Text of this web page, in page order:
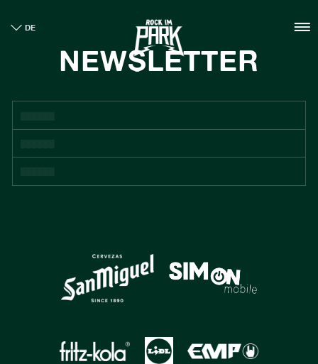
DE HOME
TICKETS
INFO
CASHLESS
NACHHALTIGKEIT
BOUTIQUE
NEWSLETTER
SPONSOREN